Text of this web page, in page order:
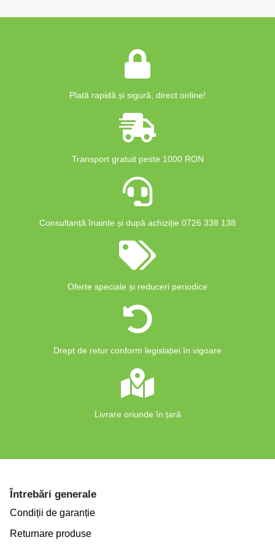
Plată rapidă și sigură, direct online!
Transport gratuit peste 1000 RON
Consultanță înainte și după achiziție 0726 338 138
Oferte speciale și reduceri periodice
Drept de retur conform legislației în vigoare
Livrare oriunde în țară
Întrebări generale
Condiții de garanție
Returnare produse